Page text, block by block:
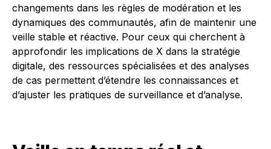
changements dans les règles de modération et les
dynamiques des communautés, afin de maintenir une
veille stable et réactive. Pour ceux qui cherchent à
approfondir les implications de X dans la stratégie
digitale, des ressources spécialisées et des analyses
de cas permettent d’étendre les connaissances et
d’ajuster les pratiques de surveillance et d’analyse.